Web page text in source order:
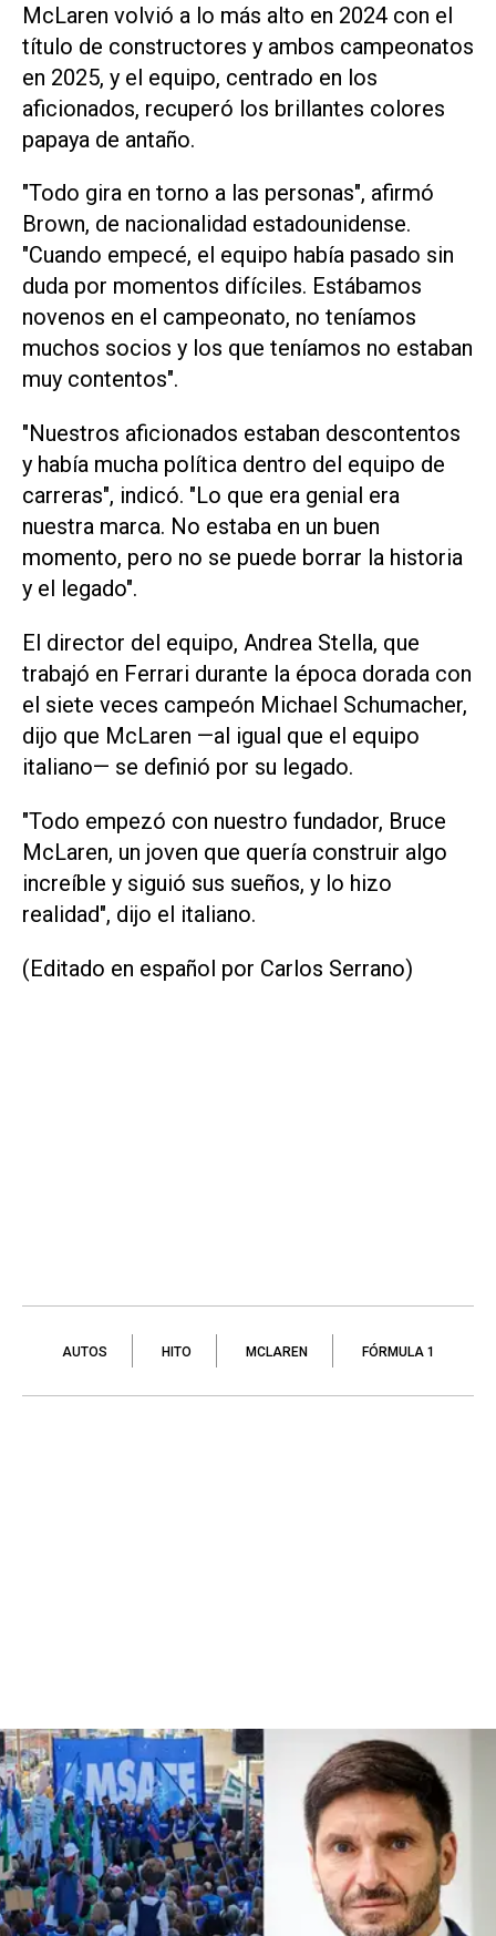
McLaren volvió a lo más alto en 2024 con el
título de constructores y ambos campeonatos
en 2025, y el equipo, centrado en los
aficionados, recuperó los brillantes colores
papaya de ‌antaño.
"Todo gira en torno a las personas", afirmó
Brown, de nacionalidad estadounidense.
"Cuando empecé, el equipo había pasado sin
duda por momentos difíciles. Estábamos
novenos en el campeonato, no teníamos
muchos socios y los que teníamos no estaban
muy contentos".
"Nuestros aficionados estaban ‌descontentos
y había mucha política ⁠dentro del equipo de
carreras", indicó. "Lo que era genial era
nuestra marca. No estaba en un buen
momento, pero no se puede borrar la historia
y el legado".
El director del ​equipo, Andrea Stella, que
trabajó en Ferrari durante la época dorada con
el siete veces campeón Michael Schumacher,
dijo que McLaren —al igual que el equipo
italiano— se definió por su legado.
"Todo empezó con nuestro fundador, Bruce
McLaren, un joven que quería construir algo
increíble y siguió sus sueños, y lo hizo
realidad", dijo el italiano.
(Editado en español por Carlos Serrano)
AUTOS HITO MCLAREN FÓRMULA 1